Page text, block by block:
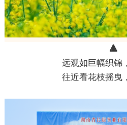
🔺
远观如巨幅织锦
往近看花枝摇曳